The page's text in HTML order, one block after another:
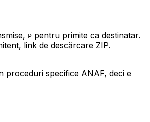
P pentru primite ca destinatar.
link de descărcare ZIP.
proceduri specifice ANAF, deci e